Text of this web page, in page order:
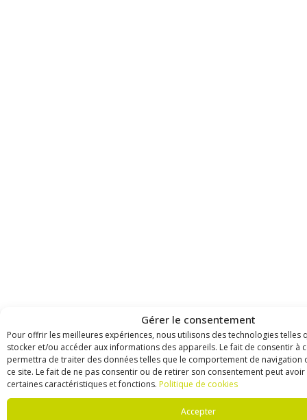
Gérer le consentement
Pour offrir les meilleures expériences, nous utilisons des technologies telles
stocker et/ou accéder aux informations des appareils. Le fait de consentir à
permettra de traiter des données telles que le comportement de navigation
ce site. Le fait de ne pas consentir ou de retirer son consentement peut
certaines caractéristiques et fonctions. Politique de cookies
Accepter